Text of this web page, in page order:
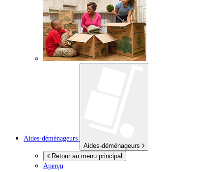
Aides-déménageurs
Aides-déménageurs
Retour au menu principal
Aperçu